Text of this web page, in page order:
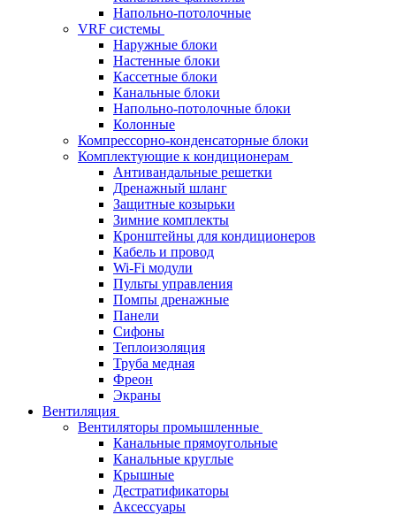
Напольно-потолочные
VRF системы
Наружные блоки
Настенные блоки
Кассетные блоки
Канальные блоки
Напольно-потолочные блоки
Колонные
Компрессорно-конденсаторные блоки
Комплектующие к кондиционерам
Антивандальные решетки
Дренажный шланг
Защитные козырьки
Зимние комплекты
Кронштейны для кондиционеров
Кабель и провод
Wi-Fi модули
Пульты управления
Помпы дренажные
Панели
Сифоны
Теплоизоляция
Труба медная
Фреон
Экраны
Вентиляция
Вентиляторы промышленные
Канальные прямоугольные
Канальные круглые
Крышные
Дестратификаторы
Аксессуары